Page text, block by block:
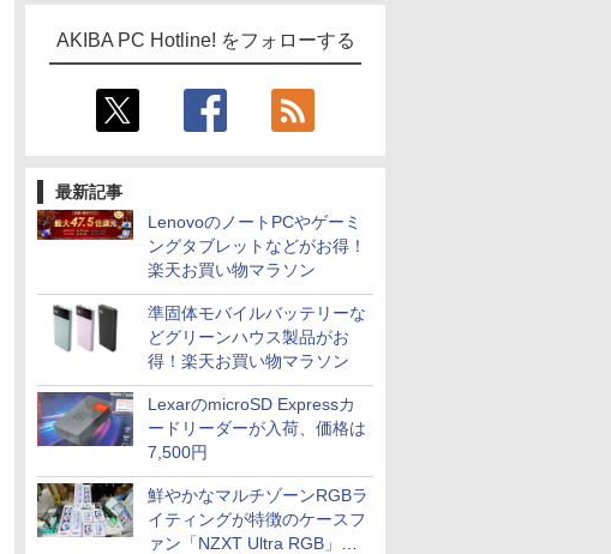
AKIBA PC Hotline! をフォローする
最新記事
LenovoのノートPCやゲーミ
ングタブレットなどがお得！
楽天お買い物マラソン
準固体モバイルバッテリーな
どグリーンハウス製品がお
得！楽天お買い物マラソン
LexarのmicroSD Expressカ
ードリーダーが入荷、価格は
7,500円
鮮やかなマルチゾーンRGBラ
イティングが特徴のケースフ
ァン「NZXT Ultra RGB」が